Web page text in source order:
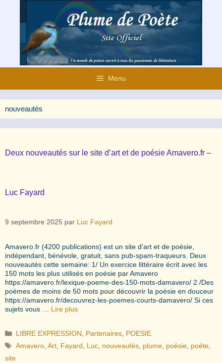
contenu
Menu
nouveautés
Deux nouveautés sur le site d’art et de poésie Amavero.fr –
Luc Fayard
9 septembre 2025 par Luc Fayard
Amavero.fr (4200 publications) est un site d’art et de poésie,
indépendant, bénévole, gratuit, sans pub-spam-traqueurs. Deux
nouveautés cette semaine: 1/ Un exercice littéraire écrit avec les
150 mots les plus utilisés en poésie par Amavero
https://amavero.fr/lexique-poeme-des-150-mots-damavero/ 2 /Des
poèmes de moins de 50 mots pour découvrir la poésie en douceur
https://amavero.fr/decouvrez-les-poemes-courts-damavero/ Si ces
sujets vous … Lire plus
Catégories
LIBRE EXPRESSION Partenaires POESIE
Étiquettes
Amavero ,Art Fayard Luc nouveautés plume poésie poète
site